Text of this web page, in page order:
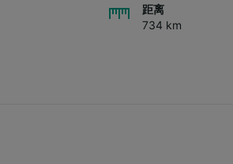
距离
734 km